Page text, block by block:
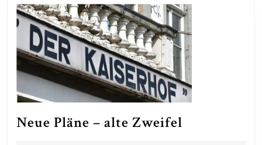
zur
Neue Pläne – alte Zweifel